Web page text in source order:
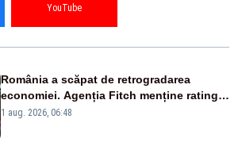
YouTube
România a scăpat de retrogradarea
economiei. Agenția Fitch menține ratingul
„BBB-” cu perspectivă negativă
1 aug. 2026, 06:48